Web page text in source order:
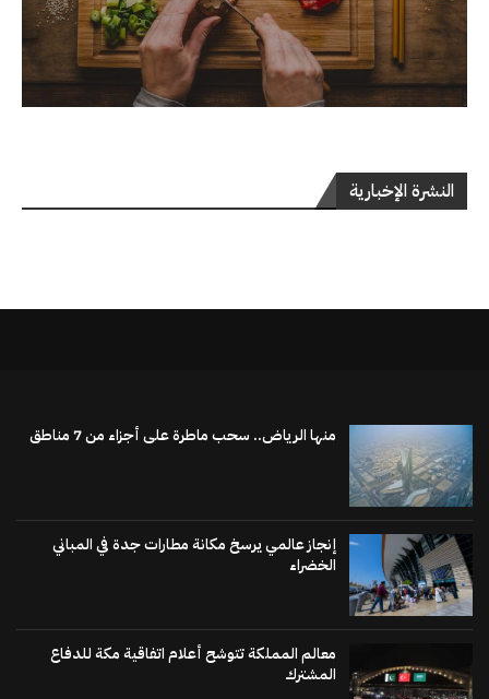
النشرة الإخبارية
منها الرياض.. سحب ماطرة على أجزاء من 7 مناطق
إنجاز عالمي يرسخ مكانة مطارات جدة في المباني
الخضراء
معالم المملكة تتوشح أعلام اتفاقية مكة للدفاع
المشترك